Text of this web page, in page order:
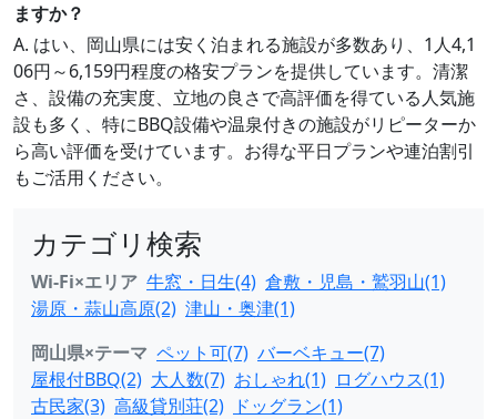
ますか？
A. はい、岡山県には安く泊まれる施設が多数あり、1人4,1
06円～6,159円程度の格安プランを提供しています。清潔
さ、設備の充実度、立地の良さで高評価を得ている人気施
設も多く、特にBBQ設備や温泉付きの施設がリピーターか
ら高い評価を受けています。お得な平日プランや連泊割引
もご活用ください。
カテゴリ検索
Wi-Fi×エリア 牛窓・日生(4) 倉敷・児島・鷲羽山(1)
湯原・蒜山高原(2) 津山・奥津(1)
岡山県×テーマ ペット可(7) バーベキュー(7)
屋根付BBQ(2) 大人数(7) おしゃれ(1) ログハウス(1)
古民家(3) 高級貸別荘(2) ドッグラン(1)